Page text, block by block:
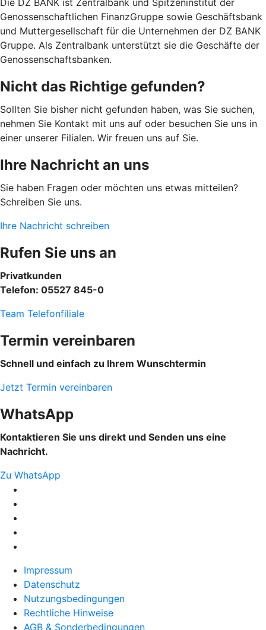
Die DZ BANK ist Zentralbank und Spitzeninstitut der
Genossenschaftlichen FinanzGruppe sowie Geschäftsbank
und Muttergesellschaft für die Unternehmen der DZ BANK
Gruppe. Als Zentralbank unterstützt sie die Geschäfte der
Genossenschaftsbanken.
Nicht das Richtige gefunden?
Sollten Sie bisher nicht gefunden haben, was Sie suchen,
nehmen Sie Kontakt mit uns auf oder besuchen Sie uns in
einer unserer Filialen. Wir freuen uns auf Sie.
Ihre Nachricht an uns
Sie haben Fragen oder möchten uns etwas mitteilen?
Schreiben Sie uns.
Ihre Nachricht schreiben
Rufen Sie uns an
Privatkunden
Telefon: 05527 845-0
Team Telefonfiliale
Termin vereinbaren
Schnell und einfach zu Ihrem Wunschtermin
Jetzt Termin vereinbaren
WhatsApp
Kontaktieren Sie uns direkt und Senden uns eine
Nachricht.
Zu WhatsApp
Impressum
Datenschutz
Nutzungsbedingungen
Rechtliche Hinweise
AGB & Sonderbedingungen